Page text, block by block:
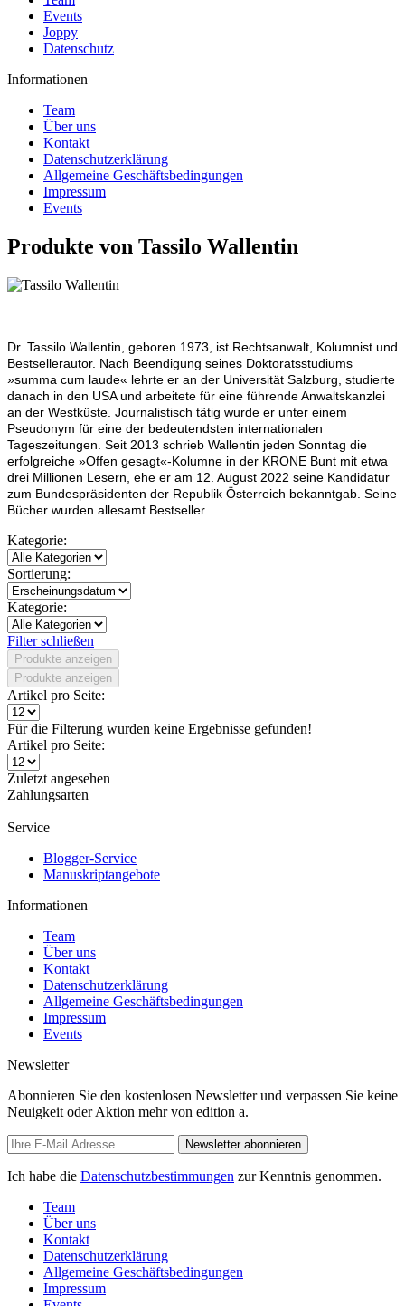
Events
Joppy
Datenschutz
Informationen
Team
Über uns
Kontakt
Datenschutzerklärung
Allgemeine Geschäftsbedingungen
Impressum
Events
Produkte von Tassilo Wallentin
Dr. Tassilo Wallentin, geboren 1973, ist Rechtsanwalt, Kolumnist und
Bestsellerautor. Nach Beendigung seines Doktoratsstudiums
»summa cum laude« lehrte er an der Universität Salzburg, studierte
danach in den USA und arbeitete für eine führende Anwaltskanzlei
an der Westküste. Journalistisch tätig wurde er unter einem
Pseudonym für eine der bedeutendsten internationalen
Tageszeitungen. Seit 2013 schrieb Wallentin jeden Sonntag die
erfolgreiche »Offen gesagt«-Kolumne in der KRONE Bunt mit etwa
drei Millionen Lesern, ehe er am 12. August 2022 seine Kandidatur
zum Bundespräsidenten der Republik Österreich bekanntgab. Seine
Bücher wurden allesamt Bestseller.
Kategorie:
Sortierung:
Kategorie:
Filter schließen
Produkte anzeigen
Produkte anzeigen
Artikel pro Seite:
Für die Filterung wurden keine Ergebnisse gefunden!
Artikel pro Seite:
Zuletzt angesehen
Zahlungsarten
Service
Blogger-Service
Manuskriptangebote
Informationen
Team
Über uns
Kontakt
Datenschutzerklärung
Allgemeine Geschäftsbedingungen
Impressum
Events
Newsletter
Abonnieren Sie den kostenlosen Newsletter und verpassen Sie keine
Neuigkeit oder Aktion mehr von edition a.
Newsletter abonnieren
Ich habe die Datenschutzbestimmungen zur Kenntnis genommen.
Team
Über uns
Kontakt
Datenschutzerklärung
Allgemeine Geschäftsbedingungen
Impressum